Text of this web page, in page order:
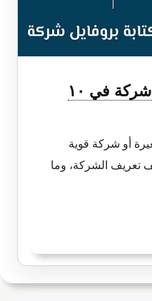
كيفية كتابة بروفايل شركة في ١٠
أو شركة قوية
تعريف الشركة، وما